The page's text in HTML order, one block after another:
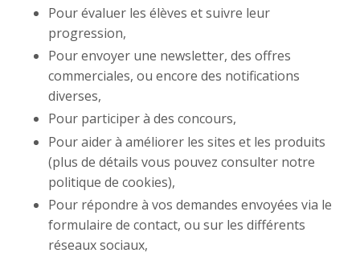
Pour évaluer les élèves et suivre leur
progression,
Pour envoyer une newsletter, des offres
commerciales, ou encore des notifications
diverses,
Pour participer à des concours,
Pour aider à améliorer les sites et les produits
(plus de détails vous pouvez consulter notre
politique de cookies),
Pour répondre à vos demandes envoyées via le
formulaire de contact, ou sur les différents
réseaux sociaux,